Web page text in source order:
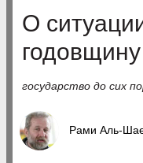
О
государство до сих
Рами Аль-